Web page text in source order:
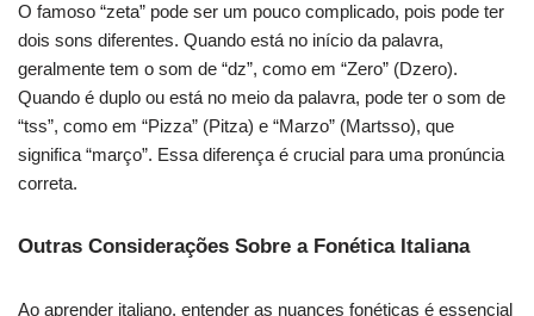
O famoso “zeta” pode ser um pouco complicado, pois pode ter
dois sons diferentes. Quando está no início da palavra,
geralmente tem o som de “dz”, como em “Zero” (Dzero).
Quando é duplo ou está no meio da palavra, pode ter o som de
“tss”, como em “Pizza” (Pitza) e “Marzo” (Martsso), que
significa “março”. Essa diferença é crucial para uma pronúncia
correta.
Outras Considerações Sobre a Fonética Italiana
Ao aprender italiano, entender as nuances fonéticas é essencial